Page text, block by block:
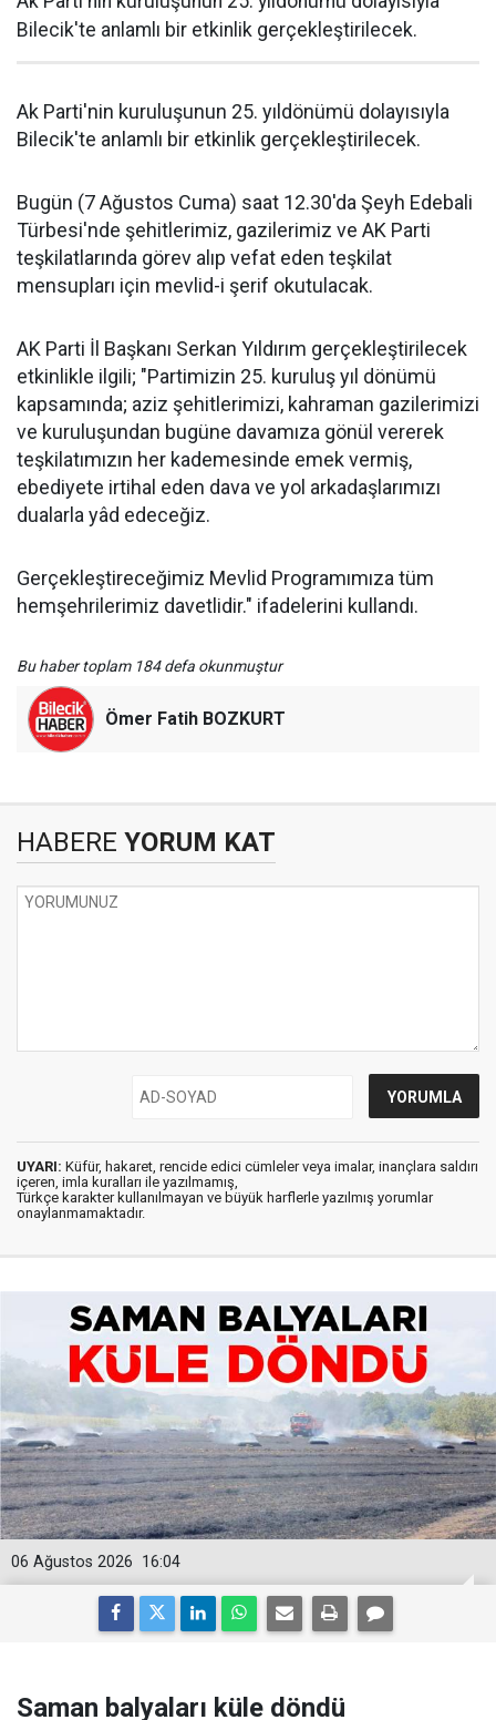
Bilecik'te anlamlı bir etkinlik gerçekleştirilecek.
Ak Parti'nin kuruluşunun 25. yıldönümü dolayısıyla
Bilecik'te anlamlı bir etkinlik gerçekleştirilecek.
Bugün (7 Ağustos Cuma) saat 12.30'da Şeyh Edebali
Türbesi'nde şehitlerimiz, gazilerimiz ve AK Parti
teşkilatlarında görev alıp vefat eden teşkilat
mensupları için mevlid-i şerif okutulacak.
AK Parti İl Başkanı Serkan Yıldırım gerçekleştirilecek
etkinlikle ilgili; "Partimizin 25. kuruluş yıl dönümü
kapsamında; aziz şehitlerimizi, kahraman gazilerimizi
ve kuruluşundan bugüne davamıza gönül vererek
teşkilatımızın her kademesinde emek vermiş,
ebediyete irtihal eden dava ve yol arkadaşlarımızı
dualarla yâd edeceğiz.
Gerçekleştireceğimiz Mevlid Programımıza tüm
hemşehrilerimiz davetlidir." ifadelerini kullandı.
Bu haber toplam 184 defa okunmuştur
Ömer Fatih BOZKURT
HABERE YORUM KAT
UYARI: Küfür, hakaret, rencide edici cümleler veya imalar, inançlara saldırı
içeren, imla kuralları ile yazılmamış,
Türkçe karakter kullanılmayan ve büyük harflerle yazılmış yorumlar
onaylanmamaktadır.
16:04
06 Ağustos 2026
Saman balyaları küle döndü